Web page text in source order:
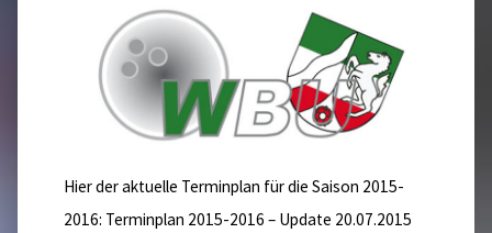
Hier der aktuelle Terminplan für die Saison 2015-
2016: Terminplan 2015-2016 – Update 20.07.2015